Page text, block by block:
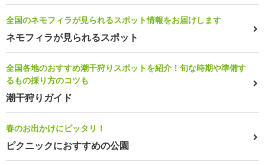
全国のネモフィラが見られるスポット情報をお届けします
ネモフィラが見られるスポット
全国各地のおすすめ潮干狩りスポットを紹介！旬な時期や準備す
るもの採り方のコツも
潮干狩りガイド
春のお出かけにピッタリ！
ピクニックにおすすめの公園